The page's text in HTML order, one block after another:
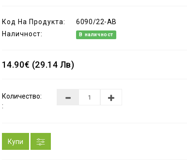
Код На Продукта:
6090/22-AB
Наличност:
В наличност
14.90€ (29.14 Лв)
Количество:
:
Купи